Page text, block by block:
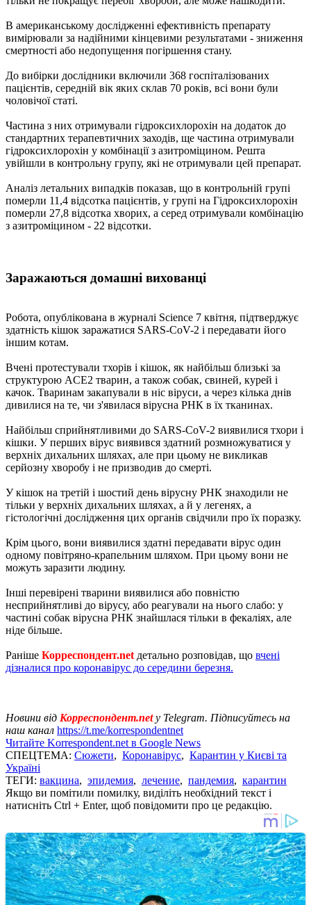
В американському дослідженні ефективність препарату
вимірювали за надійними кінцевими результатами - зниження
смертності або недопущення погіршення стану.
До вибірки дослідники включили 368 госпіталізованих
пацієнтів, середній вік яких склав 70 років, всі вони були
чоловічої статі.
Частина з них отримували гідроксихлорохін на додаток до
стандартних терапевтичних заходів, ще частина отримували
гідроксихлорохін у комбінації з азитроміцином. Решта
увійшли в контрольну групу, які не отримували цей препарат.
Аналіз летальних випадків показав, що в контрольній групі
померли 11,4 відсотка пацієнтів, у групі на Гідроксихлорохін
померли 27,8 відсотка хворих, а серед отримували комбінацію
з азитроміцином - 22 відсотки.
Заражаються домашні вихованці
Робота, опублікована в журналі Science 7 квітня, підтверджує
здатність кішок заражатися SARS-CoV-2 і передавати його
іншим котам.
Вчені протестували тхорів і кішок, як найбільш близькі за
структурою ACE2 тварин, а також собак, свиней, курей і
качок. Тваринам закапували в ніс віруси, а через кілька днів
дивилися на те, чи з'явилася вірусна РНК в їх тканинах.
Найбільш сприйнятливими до SARS-CoV-2 виявилися тхори і
кішки. У перших вірус виявився здатний розмножуватися у
верхніх дихальних шляхах, але при цьому не викликав
серйозну хворобу і не призводив до смерті.
У кішок на третій і шостий день вірусну РНК знаходили не
тільки у верхніх дихальних шляхах, а й у легенях, а
гістологічні дослідження цих органів свідчили про їх поразку.
Крім цього, вони виявилися здатні передавати вірус один
одному повітряно-крапельним шляхом. При цьому вони не
можуть заразити людину.
Інші перевірені тварини виявилися або повністю
несприйнятливі до вірусу, або реагували на нього слабо: у
частині собак вірусна РНК знайшлася тільки в фекаліях, але
ніде більше.
Раніше Корреспондент.net детально розповідав, що вчені
дізналися про коронавірус до середини березня.
Новини від Корреспондент.net у Telegram. Підписуйтесь на
наш канал https://t.me/korrespondentnet
Читайте Korrespondent.net в Google News
СПЕЦТЕМА: Сюжети, Коронавірус, Карантин у Києві та
Україні
ТЕГИ: вакцина, эпидемия, лечение, пандемия, карантин
Якщо ви помітили помилку, виділіть необхідний текст і
натисніть Ctrl + Enter, щоб повідомити про це редакцію.